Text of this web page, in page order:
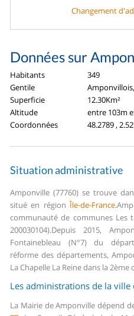
Changement
Données sur
Habitants
349
Gentile
Superficie
12.30Km²
Altitude
entre 103m
Coordonnées
48.2789 ,
Situation administrative
Amponville (77760) se trouve
situé en région Île-de-France.
communauté de communes Les
200030104).Depuis 2015,
Fontainebleau (N°7) du
réforme des départements,
La Chapelle La Reine dans la
Les administrations de la
La Mairie de Amponville dépend